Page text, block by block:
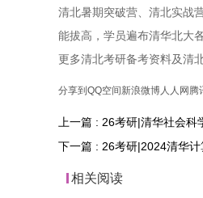
清北暑期突破营、清北实战
能拔高，学员遍布清华北大
更多清北考研备考资料及清
分享到 QQ空间 新浪微博人人网 腾
上一篇 : 26考研|清华社会
下一篇 : 26考研|2024清华
相关阅读